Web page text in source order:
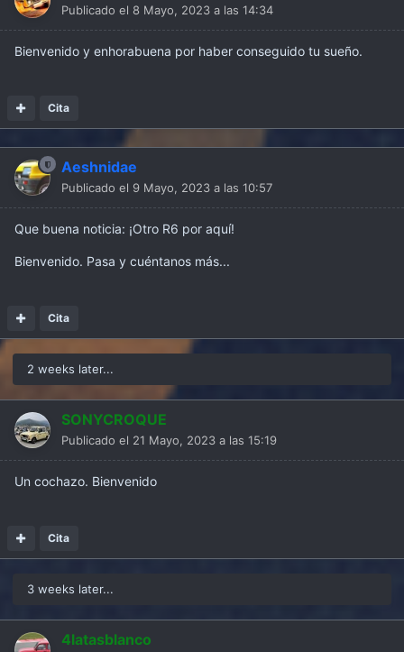
Publicado el 8 Mayo, 2023 a las 14:34
Bienvenido y enhorabuena por haber conseguido tu sueño.
Cita
Aeshnidae
Publicado el 9 Mayo, 2023 a las 10:57
Que buena noticia: ¡Otro R6 por aquí!
Bienvenido. Pasa y cuéntanos más...
Cita
2 weeks later...
SONYCROQUE
Publicado el 21 Mayo, 2023 a las 15:19
Un cochazo. Bienvenido
Cita
3 weeks later...
4latasblanco